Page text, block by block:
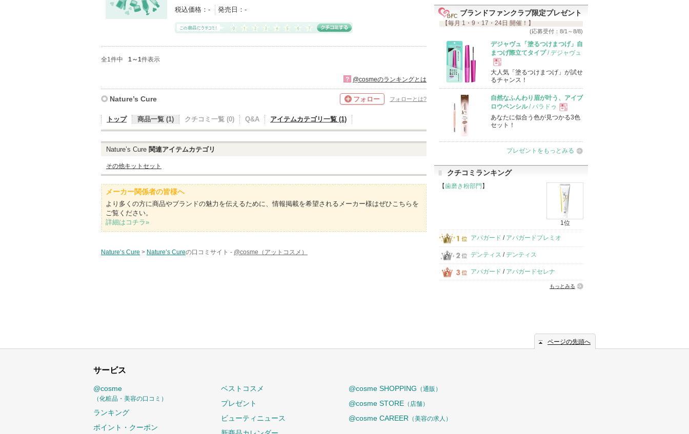
税込価格： - 発売日： -
全1件中 1～1件表示
? @cosmeのランキングとは
Nature’s Cure フォロー フォローとは?
トップ 商品一覧 (1) クチコミ一覧 (0) Q&A アイテムカテゴリ一覧 (1)
Nature’s Cure 関連アイテムカテゴリ
その他キットセット
メーカー関係者の皆様へ
より多くの方に商品やブランドの魅力を伝えるために、情報掲載を希望されるメーカー様はぜひこちらを
ご覧ください。
詳細はコチラ»
Nature’s Cure > Nature’s Cureの口コミサイト - @cosme（アットコスメ）
ブランドファンクラブ限定プレゼント
【毎月 1・9・17・24日 開催！】
(応募受付：8/1～8/8)
デジャヴュ「塗るつけまつげ」自
まつげ際立てタイプ/ デジャヴュ
現
品
大人気「塗るつけまつげ」が試せ
るチャンス！
自然なふんわり眉が叶う、アイブ
ロウペンシル/ パラドゥ
現
品
あなたに似合う色が見つかる3色
セット！
プレゼントをもっとみる
クチコミランキング
【歯磨き粉部門 】
1位
アパガード / アパガードプレミオ
デンティス /デンティス
アパガード / アパガードセレナ
もっとみる
ページの先頭へ
サービス
@cosme
（化粧品・美容の口コミ）
ランキング
ポイント・クーポン
ベストコスメ
プレゼント
ビューティニュース
@cosme SHOPPING （通販）
@cosme STORE （店舗）
@cosme CAREER （美容の求人）